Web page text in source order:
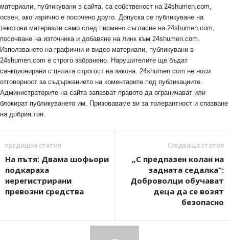
материали, публикувани в сайта, са собственост на 24shumen.com,
освен, ако изрично е посочено друго. Допуска се публикуване на
текстови материали само след писмено съгласие на 24shumen.com,
посочване на източника и добавяне на линк към 24shumen.com.
Използването на графични и видео материали, публикувани в
24shumen.com е строго забранено. Нарушителите ще бъдат
санкционирани с цялата строгост на закона. 24shumen.com не носи
отговорност за съдържанието на коментарите под публикациите.
Администраторите на сайта запазват правото да ограничават или
блокират публикуването им. Призоваваме ви за толерантност и спазване
на добрия тон.
предишна статия
На пътя: Двама шофьори
подкараха
нерегистрирани
превозни средства
Следваща статия
„С предпазен колан на
задната седалка“:
Доброволци обучават
деца да се возят
безопасно